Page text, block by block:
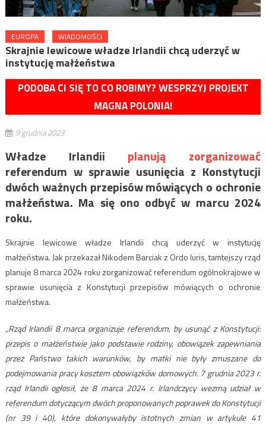
EUROPA WIADOMOŚCI
Skrajnie lewicowe władze Irlandii chcą uderzyć w
instytucję małżeństwa
PODOBA CI SIĘ TO CO ROBIMY? WESPRZYJ PROJEKT
MAGNA POLONIA!
9 grudnia 2023
Władze Irlandii planują zorganizować
referendum w sprawie usunięcia z Konstytucji
dwóch ważnych przepisów mówiących o ochronie
małżeństwa. Ma się ono odbyć w marcu 2024
roku.
Skrajnie lewicowe władze Irlandii chcą uderzyć w instytucję
małżeństwa. Jak przekazał Nikodem Barciak z Ordo Iuris, tamtejszy rząd
planuje 8 marca 2024 roku zorganizować referendum ogólnokrajowe w
sprawie usunięcia z Konstytucji przepisów mówiących o ochronie
małżeństwa.
„RządIrlandii 8 marca organizuje referendum, by usunąć z Konstytucji:
przepis o małżeństwie jako podstawie rodziny, obowiązekzapewniania
przez Państwo takich warunków, by matki nie były zmuszane do
podejmowania pracy kosztem obowiązków domowych. 7 grudnia 2023 r.
rząd Irlandii ogłosił, że 8 marca 2024 r. Irlandczycy wezmą udział w
referendum dotyczącym dwóch proponowanych poprawek do Konstytucji
(nr 39 i 40), które dokonywałyby istotnych zmian w artykule 41